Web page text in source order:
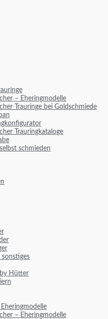
– Eheringmodelle
Trauringe bei Goldschmiede
Trauringkataloge
schmieden
sonstiges
Hütter
– Eheringmodelle